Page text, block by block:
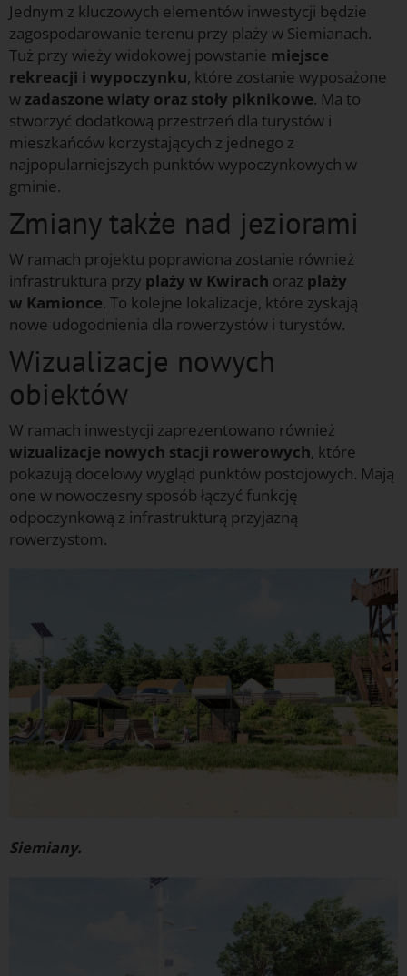
Jednym z kluczowych elementów inwestycji będzie
zagospodarowanie terenu przy plaży w Siemianach.
Tuż przy wieży widokowej powstanie miejsce
rekreacji i wypoczynku, które zostanie wyposażone
w zadaszone wiaty oraz stoły piknikowe. Ma to
stworzyć dodatkową przestrzeń dla turystów i
mieszkańców korzystających z jednego z
najpopularniejszych punktów wypoczynkowych w
gminie.
Zmiany także nad jeziorami
W ramach projektu poprawiona zostanie również
infrastruktura przy plaży w Kwirach oraz plaży
w Kamionce. To kolejne lokalizacje, które zyskają
nowe udogodnienia dla rowerzystów i turystów.
Wizualizacje nowych
obiektów
W ramach inwestycji zaprezentowano również
wizualizacje nowych stacji rowerowych, które
pokazują docelowy wygląd punktów postojowych. Mają
one w nowoczesny sposób łączyć funkcję
odpoczynkową z infrastrukturą przyjazną
rowerzystom.
Siemiany.